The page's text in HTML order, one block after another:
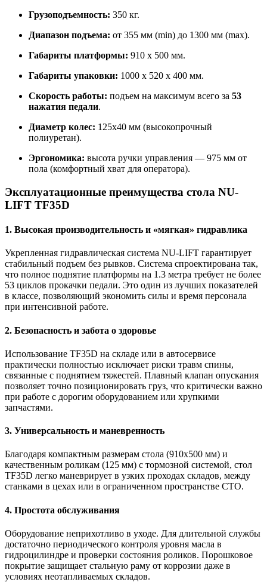
Грузоподъемность: 350 кг.
Диапазон подъема: от 355 мм (min) до 1300 мм (max).
Габариты платформы: 910 х 500 мм.
Габариты упаковки: 1000 х 520 х 400 мм.
Скорость работы: подъем на максимум всего за 53
нажатия педали.
Диаметр колес: 125х40 мм (высокопрочный
полиуретан).
Эргономика: высота ручки управления — 975 мм от
пола (комфортный хват для оператора).
Эксплуатационные преимущества стола NU-
LIFT TF35D
1. Высокая производительность и «мягкая» гидравлика
Укрепленная гидравлическая система NU-LIFT гарантирует
стабильный подъем без рывков. Система спроектирована так,
что полное поднятие платформы на 1.3 метра требует не более
53 циклов прокачки педали. Это один из лучших показателей
в классе, позволяющий экономить силы и время персонала
при интенсивной работе.
2. Безопасность и забота о здоровье
Использование TF35D на складе или в автосервисе
практически полностью исключает риски травм спины,
связанные с поднятием тяжестей. Плавный клапан опускания
позволяет точно позиционировать груз, что критически важно
при работе с дорогим оборудованием или хрупкими
запчастями.
3. Универсальность и маневренность
Благодаря компактным размерам стола (910х500 мм) и
качественным роликам (125 мм) с тормозной системой, стол
TF35D легко маневрирует в узких проходах складов, между
станками в цехах или в ограниченном пространстве СТО.
4. Простота обслуживания
Оборудование неприхотливо в уходе. Для длительной службы
достаточно периодического контроля уровня масла в
гидроцилиндре и проверки состояния роликов. Порошковое
покрытие защищает стальную раму от коррозии даже в
условиях неотапливаемых складов.